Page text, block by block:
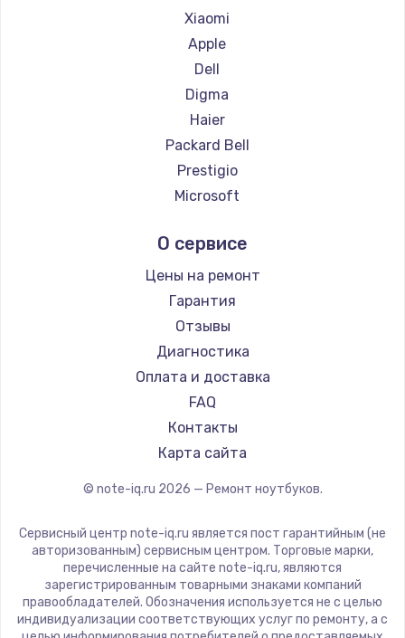
Ремонт ноутбуков Irbis
Ремонт ноутбуков Thunderobot
Ремонт ноутбуков Hasee
Ремонт ноутбуков ZTE
Ремонт ноутбуков Hiper
Ремонт ноутбуков Evga
Ремонт ноутбуков Google
Ремонт ноутбуков Echips
Ремонт ноутбуков Predator
Ремонт ноутбуков iru
Ремонт ноутбуков Machenike
Ремонт ноутбуков DEXP
Ремонт ноутбуков Teclast
Ремонт ноутбуков CHUWI
Ремонт ноутбуков Colorful
Xiaomi
Apple
Dell
Digma
Haier
Packard Bell
Prestigio
Microsoft
Aquarius
Gigabyte
Aorus
Maibenben
Getac
Epson
Philips
LG
Panasonic
ZTE
Hiper
Evga
Google
О сервисе
Цены на ремонт
Гарантия
Отзывы
Диагностика
Оплата и доставка
FAQ
Контакты
Карта сайта
© note-iq.ru 2026 — Ремонт ноутбуков.
Сервисный центр note-iq.ru является пост гарантийным (не
авторизованным) сервисным центром. Торговые марки,
перечисленные на сайте note-iq.ru, являются
зарегистрированным товарными знаками компаний
правообладателей. Обозначения используется не с целью
индивидуализации соответствующих услуг по ремонту, а с